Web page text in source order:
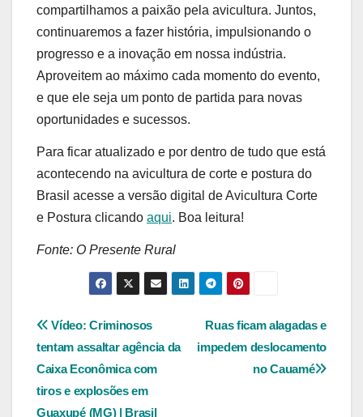
compartilhamos a paixão pela avicultura. Juntos,
continuaremos a fazer história, impulsionando o
progresso e a inovação em nossa indústria.
Aproveitem ao máximo cada momento do evento,
e que ele seja um ponto de partida para novas
oportunidades e sucessos.
Para ficar atualizado e por dentro de tudo que está
acontecendo na avicultura de corte e postura do
Brasil acesse a versão digital de Avicultura Corte
e Postura clicando aqui. Boa leitura!
Fonte: O Presente Rural
Navegação
de
Post
Ruas ficam alagadas e
impedem deslocamento
no Cauamé
Vídeo: Criminosos
tentam assaltar agência da
Caixa Econômica com
tiros e explosões em
Guaxupé (MG) | Brasil